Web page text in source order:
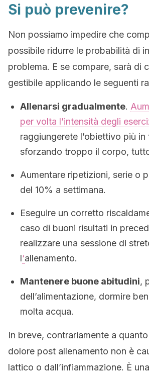
Si può prevenire?
Non possiamo impedire che
possibile ridurre le probabilità di
problema. E se compare, sarà di
gestibile applicando le seguenti
Allenarsi gradualmente.
per volta l’intensità degli
raggiungerete l’obiettivo più in
sforzando troppo il corpo,
Aumentare ripetizioni, serie o
del 10% a settimana.
Eseguire un corretto
caso di buoni risultati in
realizzare una sessione di
l‘allenamento.
Mantenere buone abitudini,
dell’alimentazione, dormire
molta acqua.
In breve, contrariamente a
dolore post allenamento non è
lattico o dall’infiammazione. È